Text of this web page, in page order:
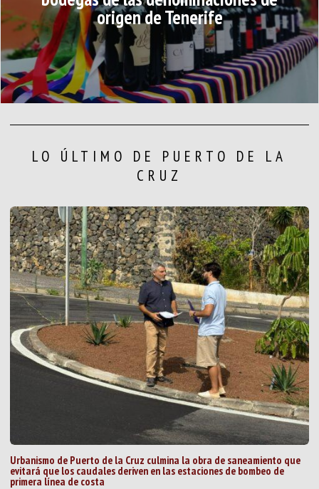
origen de Tenerife
LO ÚLTIMO DE PUERTO DE LA
CRUZ
Urbanismo de Puerto de la Cruz culmina la obra de saneamiento que
evitará que los caudales deriven en las estaciones de bombeo de
primera línea de costa